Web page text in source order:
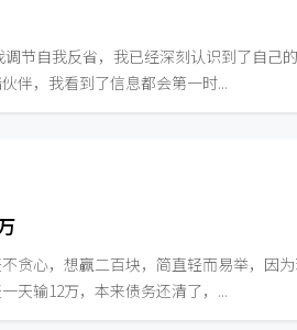
节自我反省，我已经深刻认识到了自己
伴，我看到了信息都会第一时...
贪心，想赢二百块，简直轻而易举，因
天输12万，本来债务还清了，...